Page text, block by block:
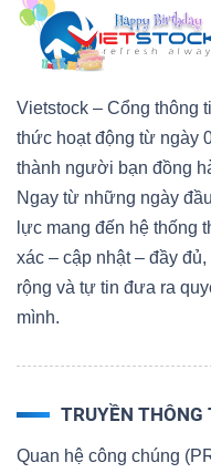
Vietstock – Cổng thông
thức hoạt động từ ngày
thành người bạn đồng
Ngay từ những ngày
lực mang đến hệ thống
xác – cập nhật – đầy
rộng và tự tin đưa ra
mình.
TRUYỀN THÔNG
Quan hệ công chúng